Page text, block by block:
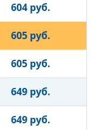
604 руб.
605 руб.
605 руб.
649 руб.
649 руб.